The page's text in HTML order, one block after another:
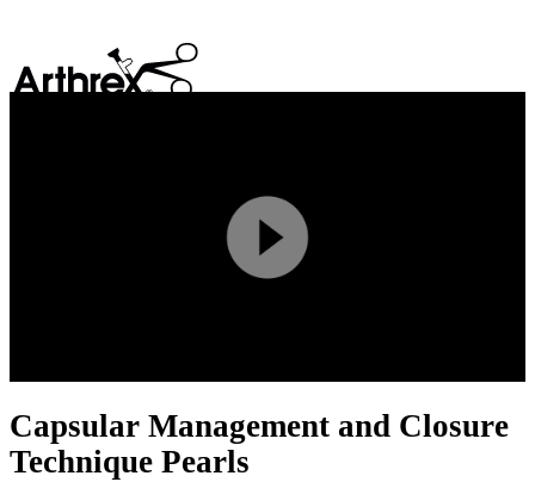
Play
Video
Capsular Management and Closure
Technique Pearls